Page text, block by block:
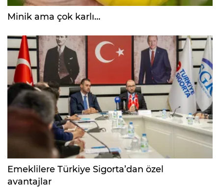
Minik ama çok karlı…
Emeklilere Türkiye Sigorta’dan özel
avantajlar